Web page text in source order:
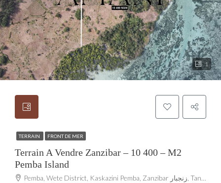
1
TERRAIN FRONT DE MER
Terrain A Vendre Zanzibar – 10 400 – M2
Pemba Island
Pemba, Wete District, Kaskazini Pemba, Zanzibar زنجبار, Tanzania